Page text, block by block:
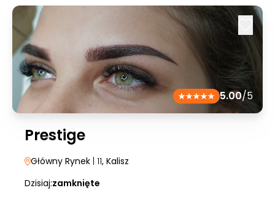
5.00/5
Prestige
Główny Rynek | 11, Kalisz
Dzisiaj:zamknięte